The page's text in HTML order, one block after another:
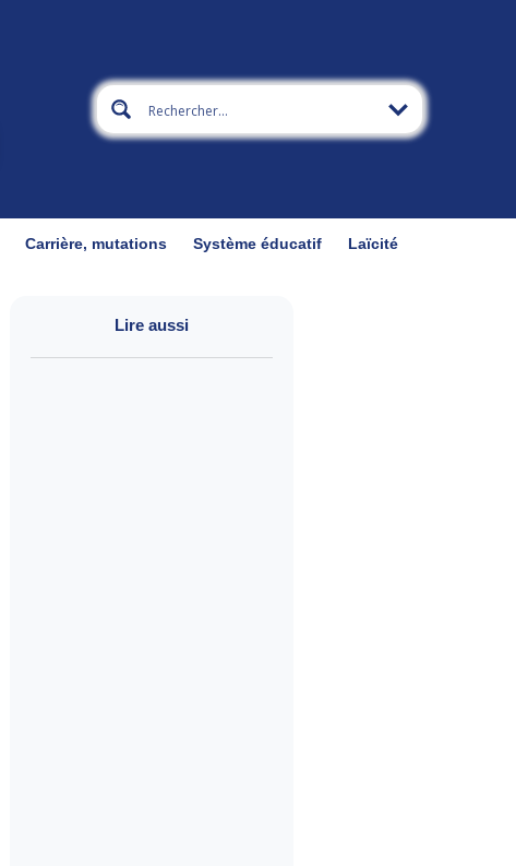
Carrière, mutations Système éducatif Laïcité
Lire aussi